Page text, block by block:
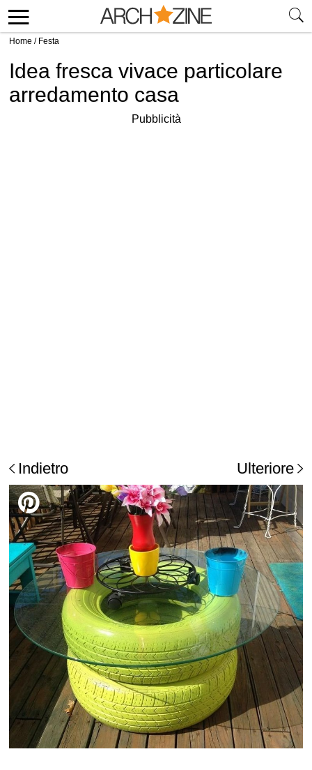
Home / Festa
Idea fresca vivace particolare
arredamento casa
Pubblicità
Indietro Ulteriore